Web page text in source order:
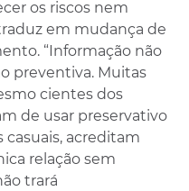
os riscos nem
em mudança de
“Informação não
preventiva. Muitas
cientes dos
de usar preservativo
casuais, acreditam
relação sem
trará